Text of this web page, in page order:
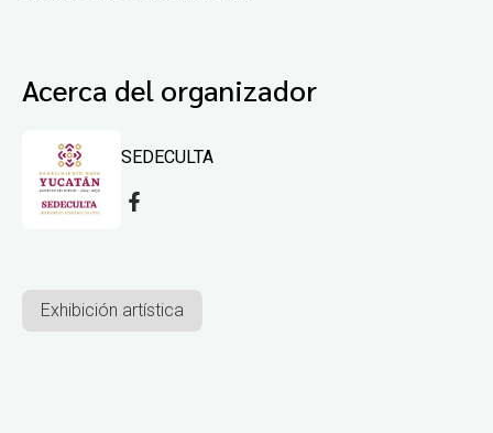
Acerca del organizador
SEDECULTA
Exhibición artística